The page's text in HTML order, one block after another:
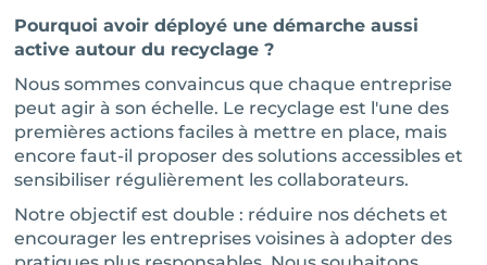
Pourquoi avoir déployé une démarche aussi
active autour du recyclage ?
Nous sommes convaincus que chaque entreprise
peut agir à son échelle. Le recyclage est l'une des
premières actions faciles à mettre en place, mais
encore faut-il proposer des solutions accessibles et
sensibiliser régulièrement les collaborateurs.
Notre objectif est double : réduire nos déchets et
encourager les entreprises voisines à adopter des